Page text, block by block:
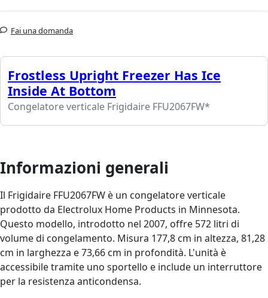
Fai una domanda
Frostless Upright Freezer Has Ice
Inside At Bottom
Congelatore verticale Frigidaire FFU2067FW*
Informazioni generali
Il Frigidaire FFU2067FW è un congelatore verticale
prodotto da Electrolux Home Products in Minnesota.
Questo modello, introdotto nel 2007, offre 572 litri di
volume di congelamento. Misura 177,8 cm in altezza, 81,28
cm in larghezza e 73,66 cm in profondità. L'unità è
accessibile tramite uno sportello e include un interruttore
per la resistenza anticondensa.